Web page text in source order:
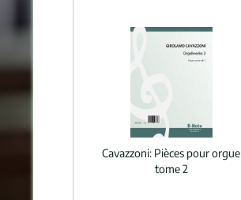
Cavazzoni: Pièces pour orgue
tome 2